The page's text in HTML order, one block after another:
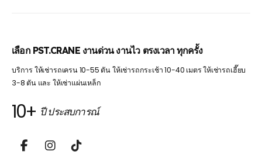
เลือก PST.CRANE งานด่วน งานไว ตรงเวลา ทุกครั้ง
บริการ ให้เช่ารถเครน 10-55 ตัน ให้เช่ารถกระเช้า 10-40 เมตร ให้เช่ารถเฮี๊ยบ
3-8 ตัน และ ให้เช่าแผ่นเหล็ก
10+ ปี ประสบการณ์